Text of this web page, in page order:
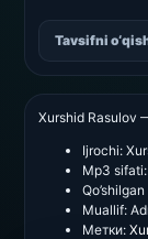
Tavsifni
Xurshid Rasulov
Ijrochi:
Mp3 sifati:
Muallif:
Метки: